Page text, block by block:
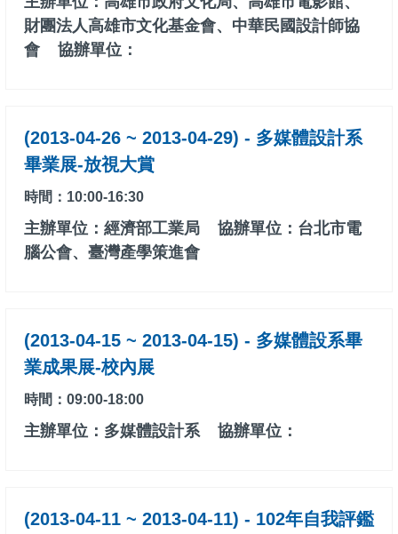
財團法人高雄市文化基金會、中華民國設計師協
會
協辦單位：
(2013-04-26 ~ 2013-04-29) - 多媒體設計系
畢業展-放視大賞
時間：10:00-16:30
主辦單位：經濟部工業局
協辦單位：台北市電
腦公會、臺灣產學策進會
(2013-04-15 ~ 2013-04-15) - 多媒體設系畢
業成果展-校內展
時間：09:00-18:00
主辦單位：多媒體設計系 協辦單位：
(2013-04-11 ~ 2013-04-11) - 102年自我評鑑